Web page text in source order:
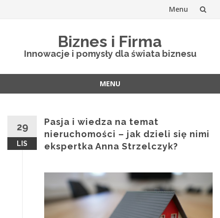
Menu
Biznes i Firma
Innowacje i pomysły dla świata biznesu
MENU
29
LIS
Pasja i wiedza na temat
nieruchomości – jak dzieli się nimi
ekspertka Anna Strzelczyk?